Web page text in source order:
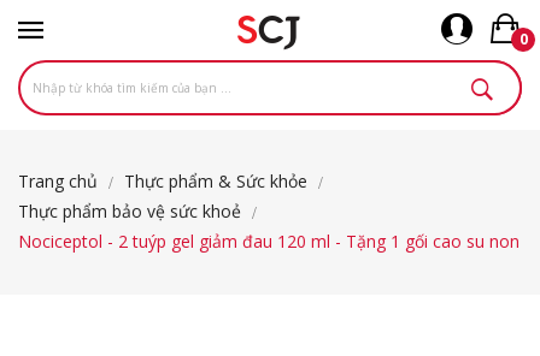
0
Trang chủ
Thực phẩm & Sức khỏe
Thực phẩm bảo vệ sức khoẻ
Nociceptol - 2 tuýp gel giảm đau 120 ml - Tặng 1 gối cao su non